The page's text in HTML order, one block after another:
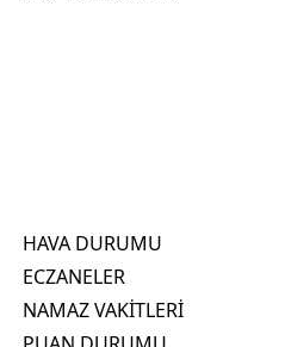
HAVA DURUMU
ECZANELER
NAMAZ VAKİTLERİ